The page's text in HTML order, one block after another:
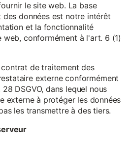
le site web. La base
données est notre intérêt
et la fonctionnalité
conformément à l'art. 6 (1)
de traitement des
externe conformément
DSGVO, dans lequel nous
externe à protéger les données
les transmettre à des tiers.